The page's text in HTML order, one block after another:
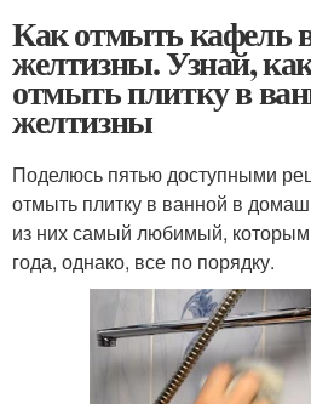
Как отмыть кафель
желтизны. Узнай,
отмыть плитку в
желтизны
Поделюсь пятью доступными
отмыть плитку в ванной в
из них самый любимый,
года, однако, все по порядку.